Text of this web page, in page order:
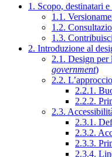
1. Scopo, destinatari
1.1.
1.2.
1.3.
2. Introduzione al
2.1. Design per
government)
2.2.
2.2.1.
2.2.2.
2.3.
2.3.1.
2.3.2.
2.3.3.
2.3.4.